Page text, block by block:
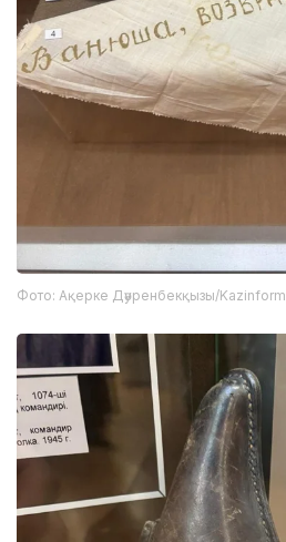
Фото: Ақерке Дәуренбекқызы/Kazinform